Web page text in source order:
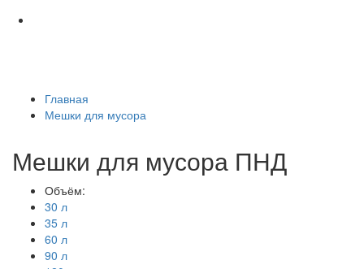
Главная
Мешки для мусора
Мешки для мусора ПНД
Объём:
30 л
35 л
60 л
90 л